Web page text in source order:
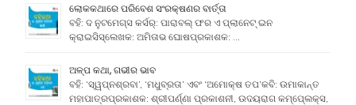
ଲୋକକଥାରେ ପରିବେଶ ସଂରକ୍ଷଣର ବାର୍ତ୍ତା
ବହି: ଦ ନୁଟମେଗ୍ସ କର୍ସର୍: ପାରାବଲ୍ ଫର ଏ ପ୍ଲାନେଟ୍ ଇନ
କ୍ରାଇସିସ୍ଲେଖକ: ଅମିତାଭ ଘୋଷପ୍ରକାଶକ: …
ଅଳ୍ପ କଥା, ଗଭୀର ଭାବ
ବହି: ‘ସ୍ୱପ୍ନଶ୍ରବା’, ‘ମଧୁବ୍ରତା’ ଏବଂ ‘ଅମୋକ୍ଷ ତପ’କବି: ଉମାକାନ୍ତ
ମହାପାତ୍ରପ୍ରକାଶକ: ଶ୍ରୀପର୍ଣ୍ଣା ପ୍ରକାଶନୀ, ଉଦୟରାଗ କମ୍ପେ୍ଲକ୍ସ,